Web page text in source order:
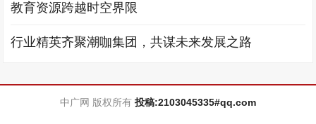
教育资源跨越时空界限
行业精英齐聚潮咖集团，共谋未来发展之路
中广网 版权所有 投稿:2103045335#qq.com